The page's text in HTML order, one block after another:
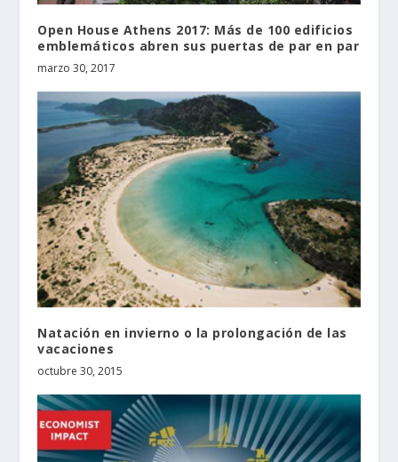
Open House Athens 2017: Más de 100 edificios
emblemáticos abren sus puertas de par en par
marzo 30, 2017
Natación en invierno o la prolongación de las
vacaciones
octubre 30, 2015